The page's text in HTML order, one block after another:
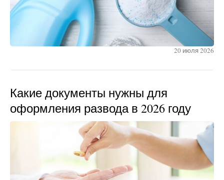
20 июля 2026
Какие документы нужны для
оформления развода в 2026 году